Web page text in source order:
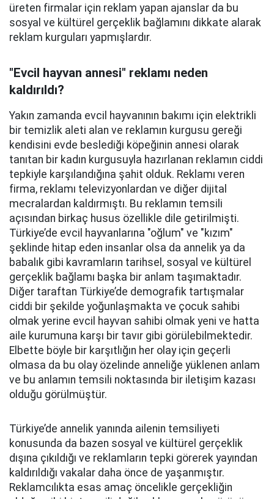
üreten firmalar için reklam yapan ajanslar da bu
sosyal ve kültürel gerçeklik bağlamını dikkate alarak
reklam kurguları yapmışlardır.
"Evcil hayvan annesi" reklamı neden
kaldırıldı?
Yakın zamanda evcil hayvanının bakımı için elektrikli
bir temizlik aleti alan ve reklamın kurgusu gereği
kendisini evde beslediği köpeğinin annesi olarak
tanıtan bir kadın kurgusuyla hazırlanan reklamın ciddi
tepkiyle karşılandığına şahit olduk. Reklamı veren
firma, reklamı televizyonlardan ve diğer dijital
mecralardan kaldırmıştı. Bu reklamın temsili
açısından birkaç husus özellikle dile getirilmişti.
Türkiye’de evcil hayvanlarına "oğlum" ve "kızım"
şeklinde hitap eden insanlar olsa da annelik ya da
babalık gibi kavramların tarihsel, sosyal ve kültürel
gerçeklik bağlamı başka bir anlam taşımaktadır.
Diğer taraftan Türkiye’de demografik tartışmalar
ciddi bir şekilde yoğunlaşmakta ve çocuk sahibi
olmak yerine evcil hayvan sahibi olmak yeni ve hatta
aile kurumuna karşı bir tavır gibi görülebilmektedir.
Elbette böyle bir karşıtlığın her olay için geçerli
olmasa da bu olay özelinde anneliğe yüklenen anlam
ve bu anlamın temsili noktasında bir iletişim kazası
olduğu görülmüştür.
Türkiye’de annelik yanında ailenin temsiliyeti
konusunda da bazen sosyal ve kültürel gerçeklik
dışına çıkıldığı ve reklamların tepki görerek yayından
kaldırıldığı vakalar daha önce de yaşanmıştır.
Reklamcılıkta esas amaç öncelikle gerçekliğin